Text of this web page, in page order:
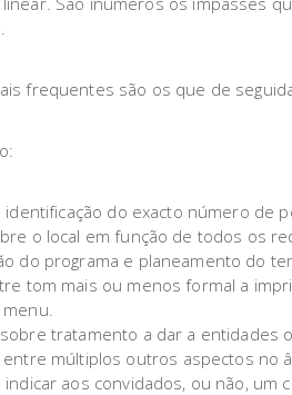
frequentes são os que de
identificação do exacto número de
o local em função de todos os
do programa e planeamento do
tom mais ou menos formal a
tratamento a dar a entidades
múltiplos outros aspectos no
indicar aos convidados, ou não, um